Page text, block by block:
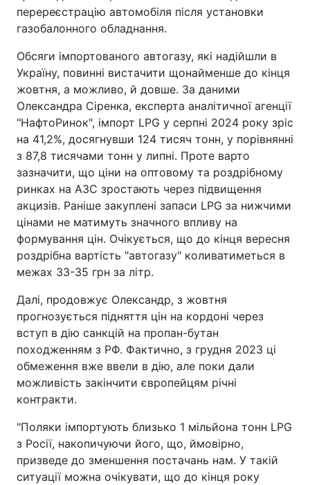
перереєстрацію автомобіля після установки
газобалонного обладнання.
Обсяги імпортованого автогазу, які надійшли в
Україну, повинні вистачити щонайменше до кінця
жовтня, а можливо, й довше. За даними
Олександра Сіренка, експерта аналітичної агенції
"НафтоРинок", імпорт LPG у серпні 2024 року зріс
на 41,2%, досягнувши 124 тисяч тонн, у порівнянні
з 87,8 тисячами тонн у липні. Проте варто
зазначити, що ціни на оптовому та роздрібному
ринках на АЗС зростають через підвищення
акцизів. Раніше закуплені запаси LPG за нижчими
цінами не матимуть значного впливу на
формування цін. Очікується, що до кінця вересня
роздрібна вартість "автогазу" коливатиметься в
межах 33-35 грн за літр.
Далі, продовжує Олександр, з жовтня
прогнозується підняття цін на кордоні через
вступ в дію санкцій на пропан-бутан
походженням з РФ. Фактично, з грудня 2023 ці
обмеження вже ввели в дію, але поки дали
можливість закінчити європейцям річні
контракти.
"Поляки імпортують близько 1 мільйона тонн LPG
з Росії, накопичуючи його, що, ймовірно,
призведе до зменшення постачань нам. У такій
ситуації можна очікувати, що до кінця року